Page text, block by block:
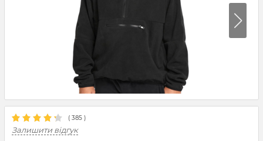
( 385 )
Залишити відгук